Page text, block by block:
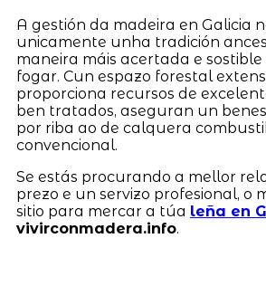
A gestión da madeira en Galicia
unicamente unha tradición
maneira máis acertada e
fogar. Cun espazo forestal
proporciona recursos de
ben tratados, aseguran un
por riba ao de calquera
convencional.
Se estás procurando a mellor
prezo e un servizo profesional, o
sitio para mercar a túa leña en
vivirconmadera.info.